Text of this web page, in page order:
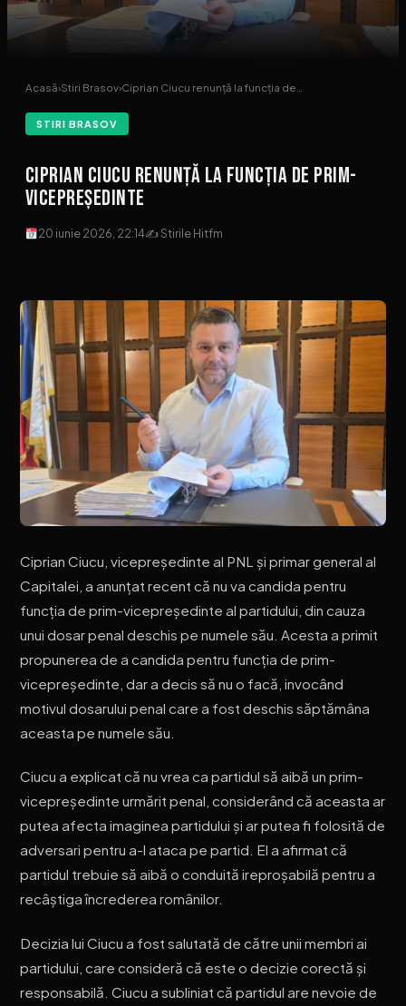
Acasă›Stiri Brasov›Ciprian Ciucu renunță la funcția de…
STIRI BRASOV
Ciprian Ciucu renunță la funcția de prim-
vicepreședinte
20 iunie 2026, 22:14✍ Stirile Hitfm
Ciprian Ciucu, vicepreședinte al PNL și primar general al
Capitalei, a anunțat recent că nu va candida pentru
funcția de prim-vicepreședinte al partidului, din cauza
unui dosar penal deschis pe numele său. Acesta a primit
propunerea de a candida pentru funcția de prim-
vicepreședinte, dar a decis să nu o facă, invocând
motivul dosarului penal care a fost deschis săptămâna
aceasta pe numele său.
Ciucu a explicat că nu vrea ca partidul să aibă un prim-
vicepreședinte urmărit penal, considerând că aceasta ar
putea afecta imaginea partidului și ar putea fi folosită de
adversari pentru a-l ataca pe partid. El a afirmat că
partidul trebuie să aibă o conduită ireproșabilă pentru a
recâștiga încrederea românilor.
Decizia lui Ciucu a fost salutată de către unii membri ai
partidului, care consideră că este o decizie corectă și
responsabilă. Ciucu a subliniat că partidul are nevoie de